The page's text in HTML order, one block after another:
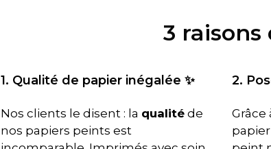
3
1. Qualité de papier inégalée ✨
Nos clients le disent : la qualité de
nos papiers peints est
2.